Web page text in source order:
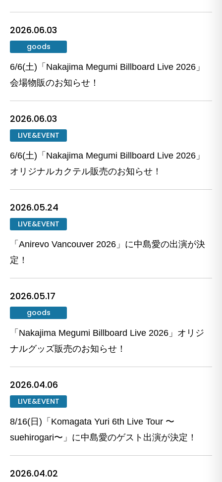
2026.06.03
goods
6/6(土)「Nakajima Megumi Billboard Live 2026」
会場物販のお知らせ！
2026.06.03
LIVE&EVENT
6/6(土)「Nakajima Megumi Billboard Live 2026」
オリジナルカクテル販売のお知らせ！
2026.05.24
LIVE&EVENT
「Anirevo Vancouver 2026」に中島愛の出演が決
定！
2026.05.17
goods
「Nakajima Megumi Billboard Live 2026」オリジ
ナルグッズ販売のお知らせ！
2026.04.06
LIVE&EVENT
8/16(日)「Komagata Yuri 6th Live Tour 〜
suehirogari〜」に中島愛のゲスト出演が決定！
2026.04.02